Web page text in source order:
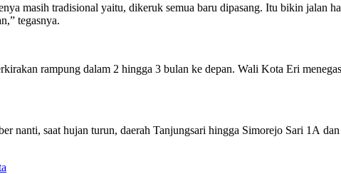
masih tradisional yaitu, dikeruk semua baru dipasang. Itu bikin jalan
tegasnya.
rampung dalam 2 hingga 3 bulan ke depan. Wali Kota Eri
nanti, saat hujan turun, daerah Tanjungsari hingga Simorejo Sari 1A